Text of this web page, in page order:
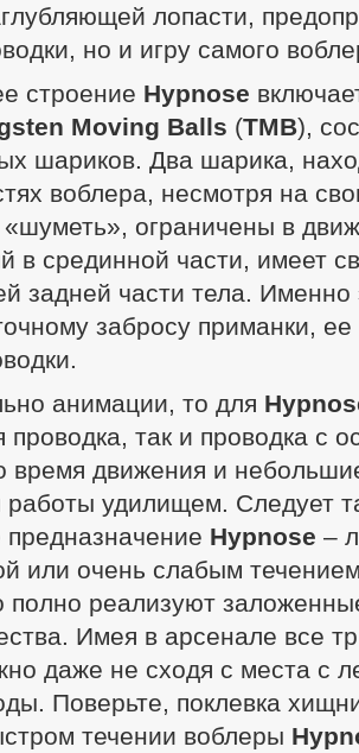
лопасти,
но и игру самого
строение Hypnose
Moving Balls (ТМВ),
шариков. Два шарика,
воблера, несмотря на
«шуметь», ограничены в
в срединной части, имеет
задней части тела. Именно
забросу приманки, ее
анимации, то для
проводка, так и проводка с
время движения и
работы удилищем. Следует
предназначение Hypnose –
или очень слабым
полно реализуют
Имея в арсенале все
даже не сходя с места с
Поверьте, поклевка
течении воблеры